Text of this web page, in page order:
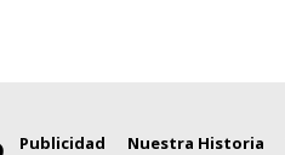
Publicidad Nuestra Historia